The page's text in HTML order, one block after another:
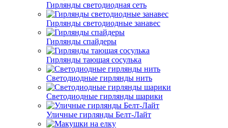
Гирлянды светодиодная сеть
Гирлянды светодиодные занавес
Гирлянды спайдеры
Гирлянды тающая сосулька
Светодиодные гирлянды нить
Светодиодные гирлянды шарики
Уличные гирлянды Белт-Лайт